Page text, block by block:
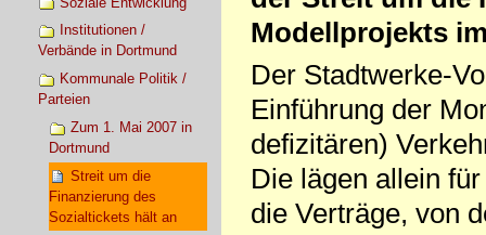
Institutionen /
Verbände in Dortmund
Kommunale Politik /
Parteien
Zum 1. Mai 2007 in
Dortmund
Streit um die
Finanzierung des
Sozialtickets hält an
Modellprojekts
Der Stadtwerke-
Einführung der
defizitären)
Die lägen allein
die Verträge, von